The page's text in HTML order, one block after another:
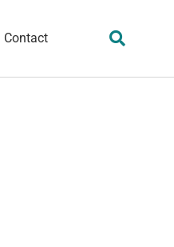
Contact